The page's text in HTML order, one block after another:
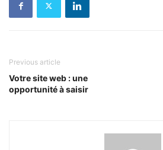
Previous article
Votre site web : une
opportunité à saisir